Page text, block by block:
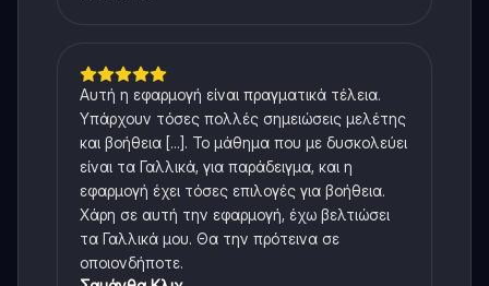
Αυτή η εφαρμογή είναι πραγματικά τέλεια.
Υπάρχουν τόσες πολλές σημειώσεις μελέτης
και βοήθεια [...]. Το μάθημα που με δυσκολεύει
είναι τα Γαλλικά, για παράδειγμα, και η
εφαρμογή έχει τόσες επιλογές για βοήθεια.
Χάρη σε αυτή την εφαρμογή, έχω βελτιώσει
τα Γαλλικά μου. Θα την πρότεινα σε
οποιονδήποτε.